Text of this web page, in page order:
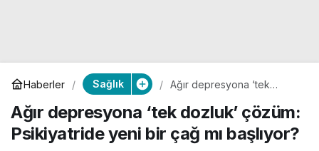
Haberler Sağlık
Ağır depresyona ‘tek
yeni bir çağ mı başlıyor?
Ağır depresyona ‘tek dozluk’ çözüm:
Psikiyatride yeni bir çağ mı başlıyor?